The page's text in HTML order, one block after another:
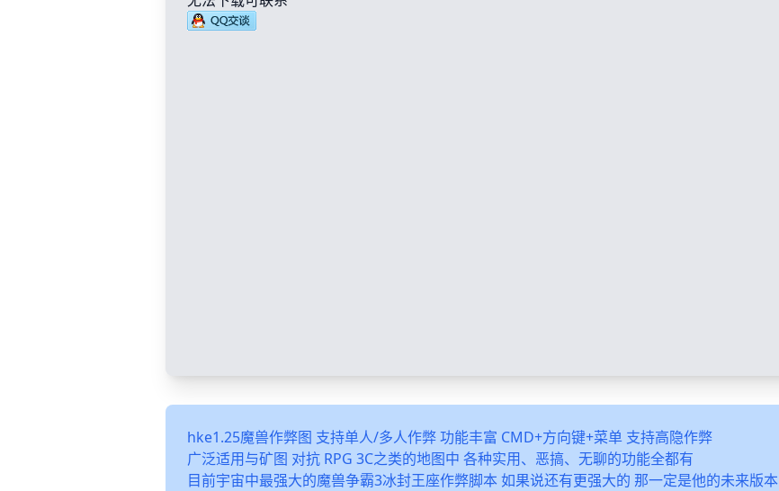
hke1.25魔兽作弊图 支持单人/多人作弊 功能丰富 CMD+方向键+菜单 支持高隐作弊
广泛适用与矿图 对抗 RPG 3C之类的地图中 各种实用、恶搞、无聊的功能全都有
目前宇宙中最强大的魔兽争霸3冰封王座作弊脚本 如果说还有更强大的 那一定是他的未来版本